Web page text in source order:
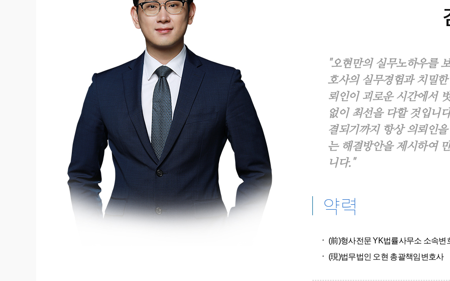
"오현만의 실무노하우를
호사의 실무경험과 치밀
뢰인이 괴로운 시간에서
없이 최선을 다할 것입니
결되기까지 항상 의뢰인
는 해결방안을 제시하여
니다."
약력
(前)형사전문 YK법률사무소 소속변
(現)법무법인 오현 총괄책임변호사